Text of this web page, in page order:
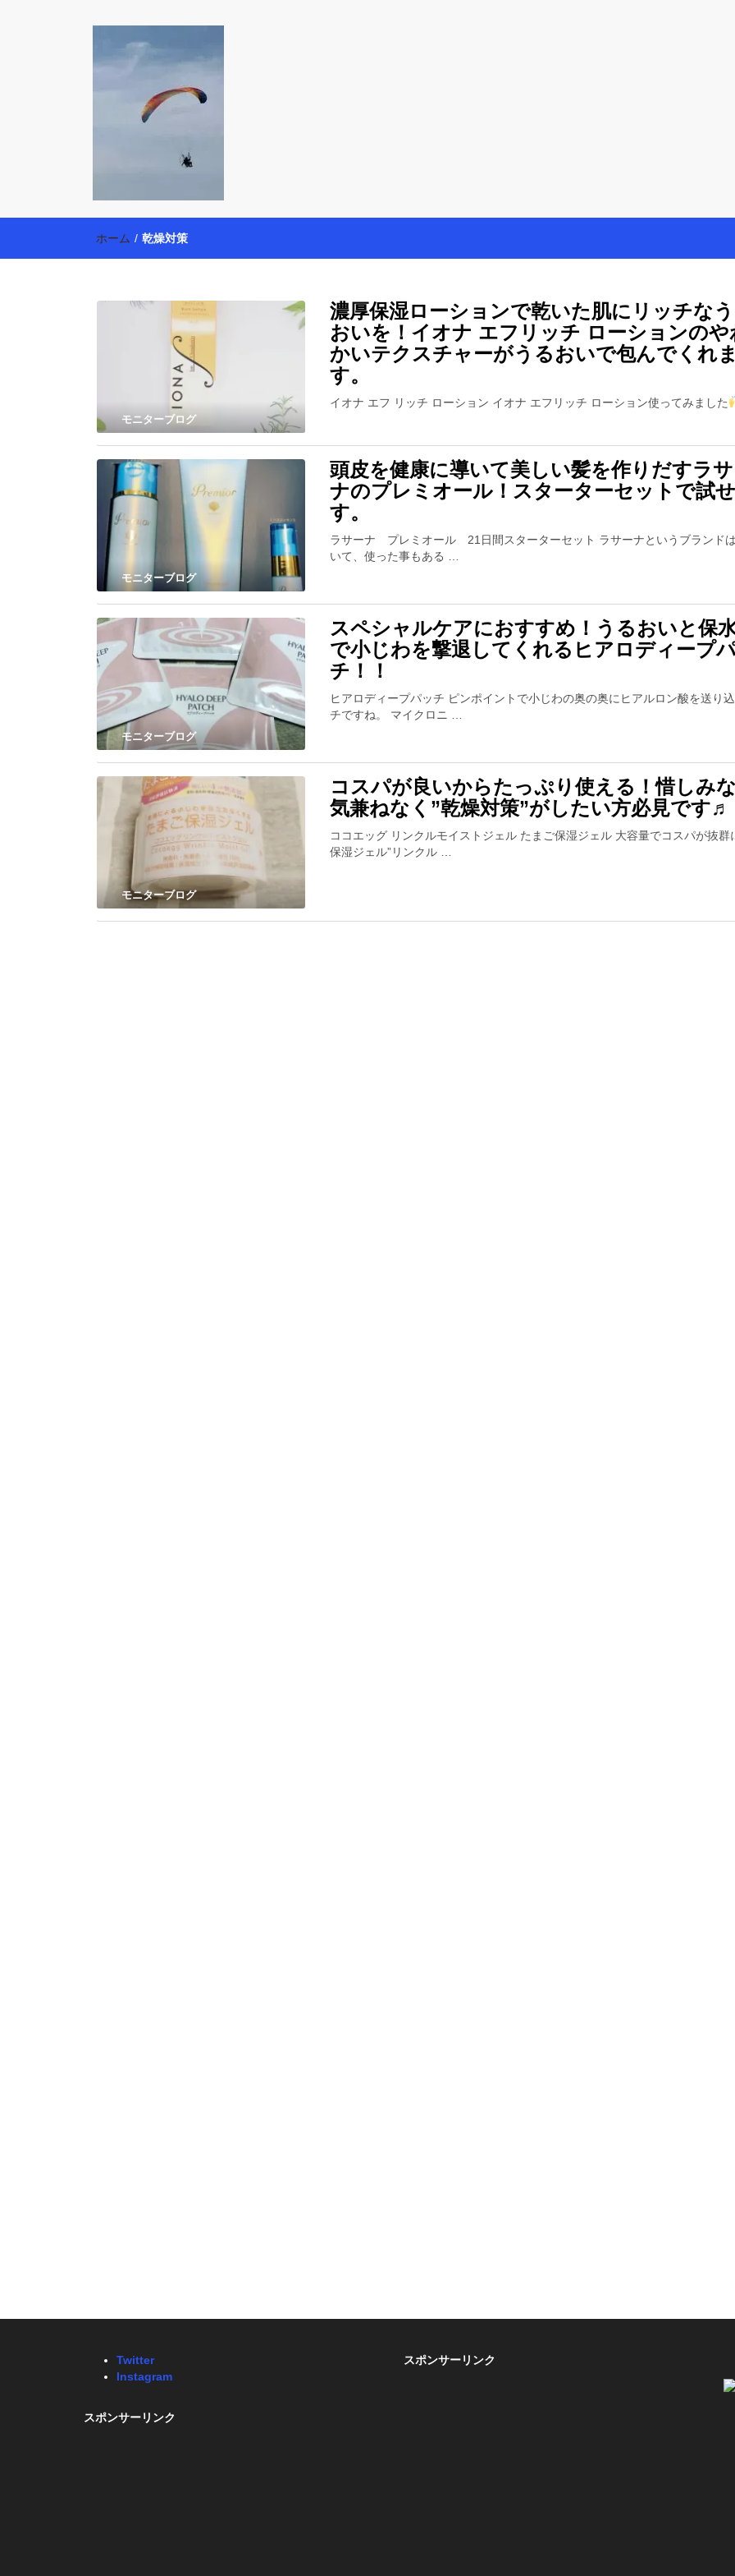
育・美容健康アイテム探索】も全力で楽しみます。
ホーム / 乾燥対策
モニターブログ
濃厚保湿ローションで乾いた肌にリッチな
おいを！イオナ エフリッチ ローションのや
かいテクスチャーがうるおいで包んでくれま
す。
イオナ エフ リッチ ローション イオナ エフリッチ ローション使ってみました
モニターブログ
頭皮を健康に導いて美しい髪を作りだすラ
ナのプレミオール！スターターセットで試
す。
ラサーナ プレミオール 21日間スターターセット ラサーナというブランド
いて、使った事もある …
モニターブログ
スペシャルケアにおすすめ！うるおいと保
で小じわを撃退してくれるヒアロディープ
チ！！
ヒアロディープパッチ ピンポイントで小じわの奥の奥にヒアルロン酸を送り
チですね。 マイクロニ …
モニターブログ
コスパが良いからたっぷり使える！惜しみな
気兼ねなく”乾燥対策”がしたい方必見です♬
ココエッグ リンクルモイストジェル たまご保湿ジェル 大容量でコスパが抜群
保湿ジェル”リンクル …
Twitter
Instagram
スポンサーリンク
スポンサーリンク